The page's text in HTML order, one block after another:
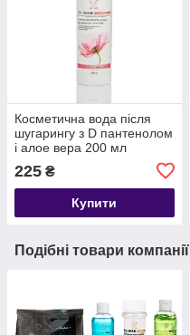
Косметична вода після
шугарингу з D пантенолом
і алое вера 200 мл
225 ₴
Купити
Подібні товари компанії